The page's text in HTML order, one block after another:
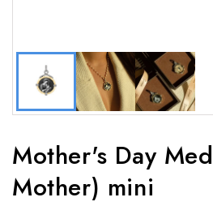
Mother's Day
Mother) mini